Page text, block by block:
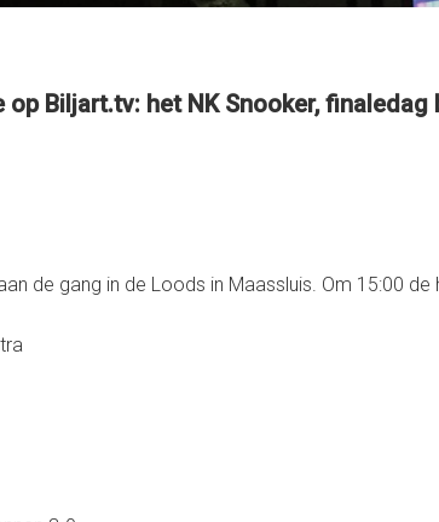
Biljart.tv: het NK Snooker, finaledag
de gang in de Loods in Maassluis. Om 15:00